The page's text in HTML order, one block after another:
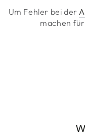
Um Fehler bei der
machen